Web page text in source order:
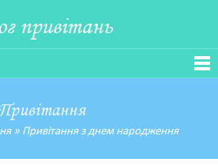
привітань
» Привітання з днем народження